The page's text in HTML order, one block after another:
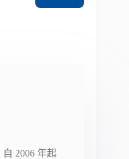
自 2006 年起